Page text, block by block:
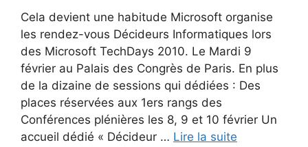
Cela devient une habitude Microsoft organise
les rendez-vous Décideurs Informatiques lors
des Microsoft TechDays 2010. Le Mardi 9
février au Palais des Congrès de Paris. En plus
de la dizaine de sessions qui dédiées : Des
places réservées aux 1ers rangs des
Conférences plénières les 8, 9 et 10 février Un
accueil dédié « Décideur … Lire la suite